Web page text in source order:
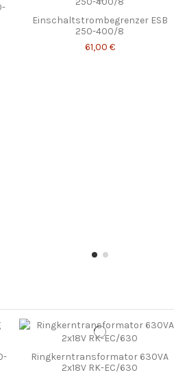
Einschaltstrombegrenzer ESB
250-400/8
61,00 €
Ringkerntransformator 630VA
2x18V RK-EC/630